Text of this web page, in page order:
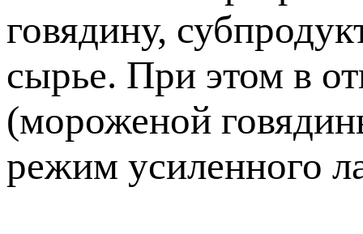
говядину,
сырье. При этом в
(мороженой
режим усиленного